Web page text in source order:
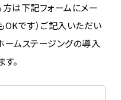
方は下記フォームにメー
OKです）ご記入いただい
ームステージングの導入
。